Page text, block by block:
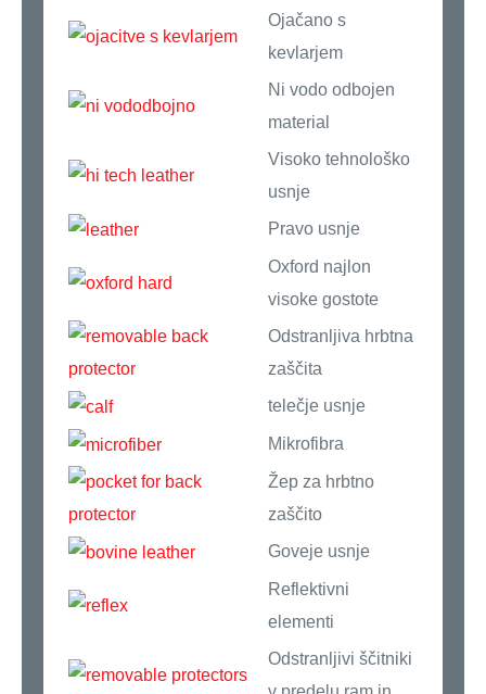
Ojačano s
kevlarjem
Ni vodo odbojen
material
Visoko tehnološko
usnje
Pravo usnje
Oxford najlon
visoke gostote
Odstranljiva hrbtna
zaščita
telečje usnje
Mikrofibra
Žep za hrbtno
zaščito
Goveje usnje
Reflektivni
elementi
Odstranljivi ščitniki